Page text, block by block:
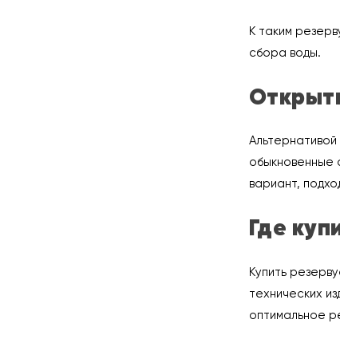
К таким
сбора воды.
обыкновенные
вариант,
Где
Купить
технических
оптимальное